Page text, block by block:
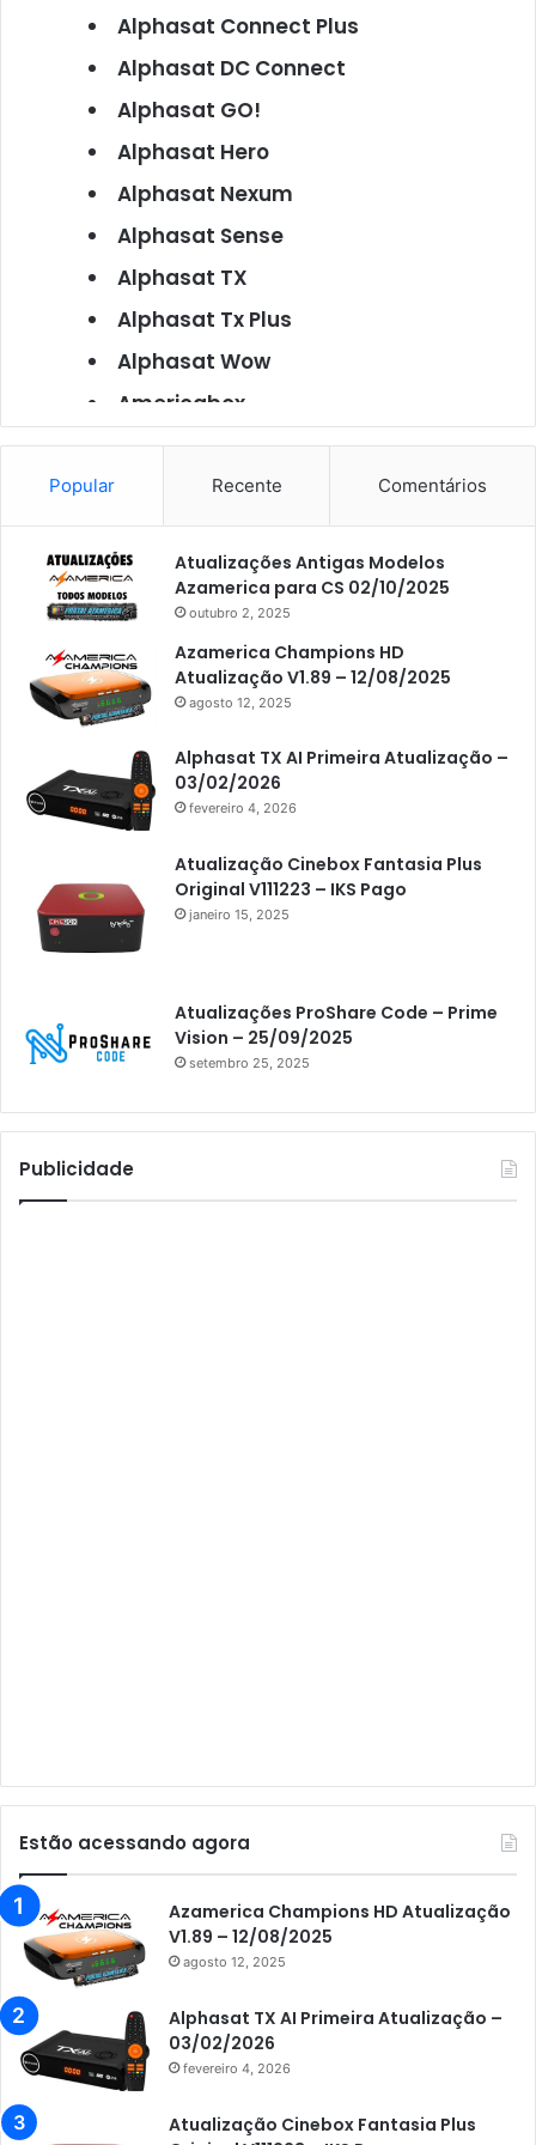
Alphasat Connect Plus
Alphasat DC Connect
Alphasat GO!
Alphasat Hero
Alphasat Nexum
Alphasat Sense
Alphasat TX
Alphasat Tx Plus
Alphasat Wow
Americabox
Americabox S101
Americabox S105
Americabox S105 Plus
Americabox S205
Americabox S205 Plus
Americabox S305 Plus
Artcom
Athomics
Athomics Eon
Athomics i3
Athomics i3 Bold
Athomics Inspire Qi
Athomics Inspire Qi Lite
Athomics S3
Athomics T3
Atto
AttoNet
Audisat K10 Urus
Audisat K30 Aventador
Azamerica
Azamerica Beats
Azamerica Champions
Azamerica Champions IPTV
Azamerica Extremo IPTV
Popular Recente Comentários
Atualizações Antigas Modelos
Azamerica para CS 02/10/2025
outubro 2, 2025
Azamerica Champions HD
Atualização V1.89 – 12/08/2025
agosto 12, 2025
Alphasat TX AI Primeira Atualização –
03/02/2026
fevereiro 4, 2026
Atualização Cinebox Fantasia Plus
Original V111223 – IKS Pago
janeiro 15, 2025
Atualizações ProShare Code – Prime
Vision – 25/09/2025
setembro 25, 2025
Publicidade
Estão acessando agora
Azamerica Champions HD Atualização
V1.89 – 12/08/2025
agosto 12, 2025
Alphasat TX AI Primeira Atualização –
03/02/2026
fevereiro 4, 2026
Atualização Cinebox Fantasia Plus